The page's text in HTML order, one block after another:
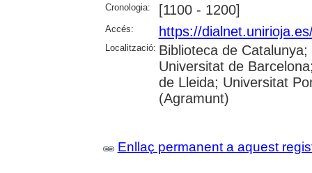
Cronologia: [1100 - 1200]
Accés: https://
Localització: Biblioteca de
Universitat de
de Lleida; Universitat
(Agramunt)
Enllaç permanent a aquest